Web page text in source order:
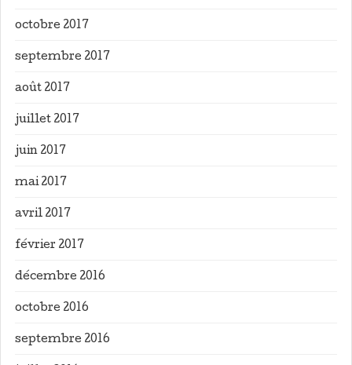
octobre 2017
septembre 2017
août 2017
juillet 2017
juin 2017
mai 2017
avril 2017
février 2017
décembre 2016
octobre 2016
septembre 2016